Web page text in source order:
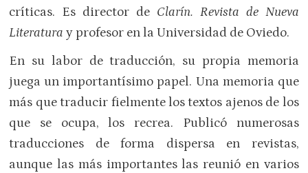
críticas. Es director de Clarín. Revista de Nueva
Literatura y profesor en la Universidad de Oviedo.
En su labor de traducción, su propia memoria
juega un importantísimo papel. Una memoria que
más que traducir fielmente los textos ajenos de los
que se ocupa, los recrea. Publicó numerosas
traducciones de forma dispersa en revistas,
aunque las más importantes las reunió en varios